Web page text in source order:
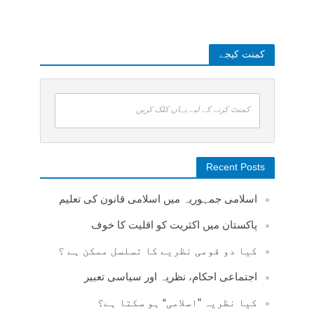
کمنت کیجے
کمنٹ کرنے کے لیے یہاں کلک کریں
Recent Posts
اسلامی جمہوریہ میں اسلامی قانون کی تعلیم
پاکستان میں اکثریت کو اقلیت کا خوف
کیا دو قومی نظریے کا تسلسل ممکن ہے ؟
اجتماعی احکام، نظریہ اور سیاسی تعبیر
کیا نظریہ ”اسلامی“ ہو سکتا ہے؟